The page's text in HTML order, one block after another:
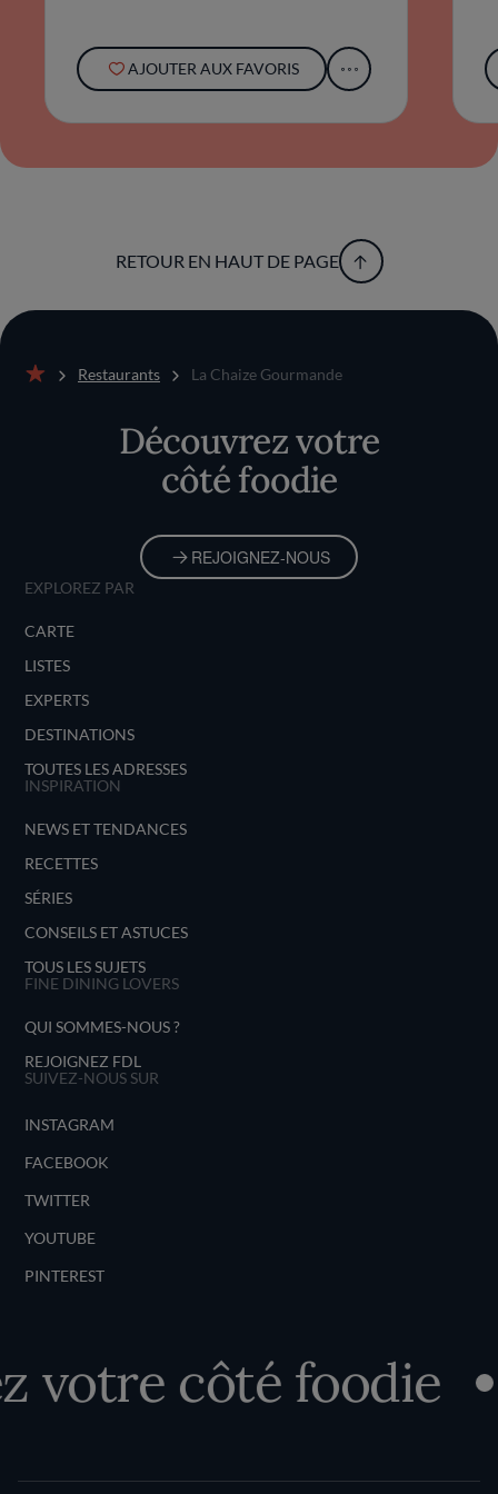
révèle ses délices sous une lumière nouvelle
et raffinée.
AJOUTER AUX FAVORIS
RETOUR EN HAUT DE PAGE
Restaurants La Chaize Gourmande
Découvrez votre
côté foodie
REJOIGNEZ-NOUS
EXPLOREZ PAR
CARTE
LISTES
EXPERTS
DESTINATIONS
TOUTES LES ADRESSES
INSPIRATION
NEWS ET TENDANCES
RECETTES
SÉRIES
CONSEILS ET ASTUCES
TOUS LES SUJETS
FINE DINING LOVERS
QUI SOMMES-NOUS ?
REJOIGNEZ FDL
SUIVEZ-NOUS SUR
INSTAGRAM
FACEBOOK
TWITTER
YOUTUBE
PINTEREST
votre côté foodie